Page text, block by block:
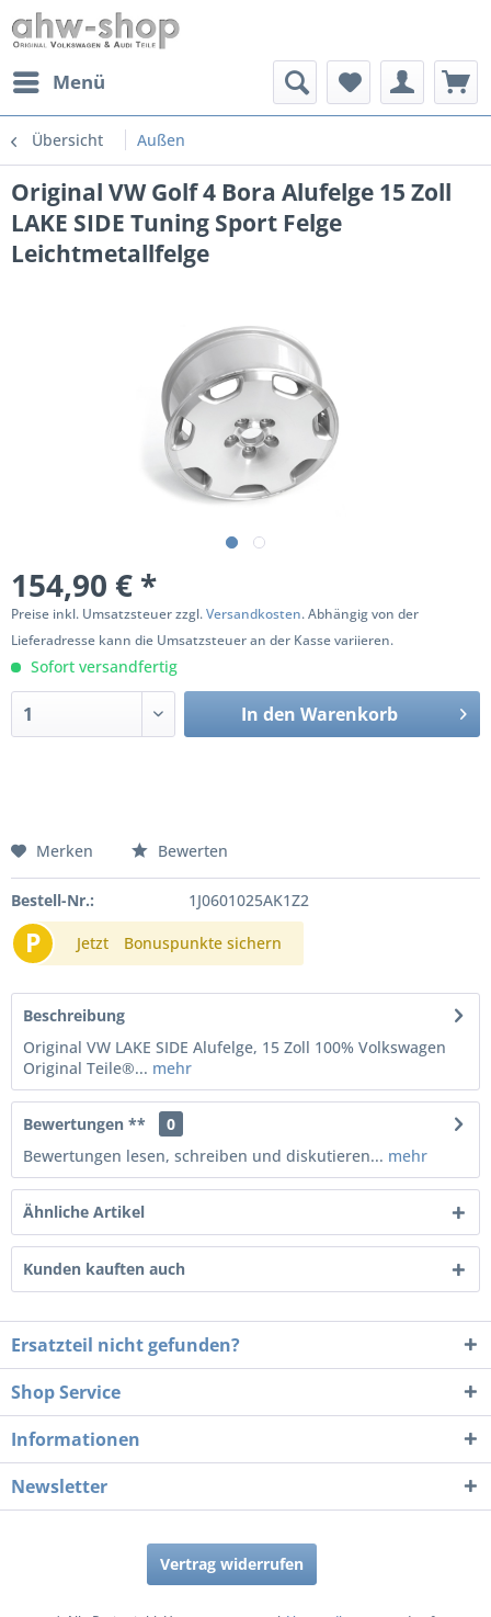
Menü
Übersicht Außen
Original VW Golf 4 Bora Alufelge 15 Zoll
LAKE SIDE Tuning Sport Felge
Leichtmetallfelge
154,90 € *
Preise inkl. Umsatzsteuer zzgl.Versandkosten. Abhängig von der
Lieferadresse kann die Umsatzsteuer an der Kasse variieren.
Sofort versandfertig
In den Warenkorb
Merken Bewerten
Bestell-Nr.: 1J0601025AK1Z2
P Jetzt Bonuspunkte sichern
Beschreibung
Original VW LAKE SIDE Alufelge, 15 Zoll 100% Volkswagen
Original Teile®... mehr
Bewertungen **
0
Bewertungen lesen, schreiben und diskutieren... mehr
Ähnliche Artikel
Kunden kauften auch
Ersatzteil nicht gefunden?
Shop Service
Informationen
Newsletter
Vertrag widerrufen